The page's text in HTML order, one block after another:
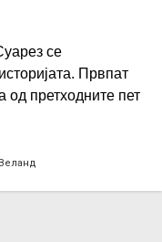
се
Првпат
од претходните пет